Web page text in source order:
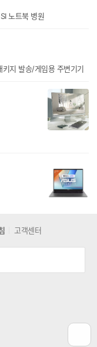
노트북 병원
키지 발송/게임용 주변기기
고객센터